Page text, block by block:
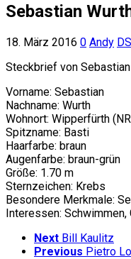
Sebastian
18. März 2016 0 Andy
Steckbrief von
Vorname: Sebastian
Nachname: Wurth
Wohnort: Wipperfürth
Spitzname: Basti
Haarfarbe: braun
Augenfarbe: braun-grün
Größe: 1.70 m
Sternzeichen: Krebs
Besondere Merkmale:
Interessen:
Next Bill Kaulitz
Previous Pietro